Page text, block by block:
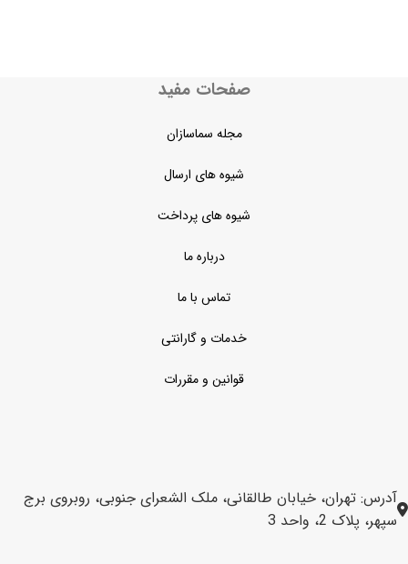
صفحات مفید
مجله سماسازان
شیوه های ارسال
شیوه های پرداخت
درباره ما
تماس با ما
خدمات و گارانتی
قوانین و مقررات
آدرس: تهران، خیابان طالقانی، ملک الشعرای جنوبی، روبروی برج
سپهر، پلاک 2، واحد 3